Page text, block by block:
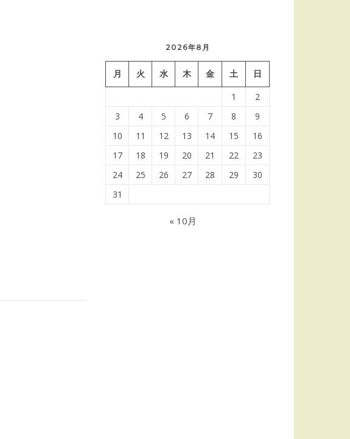
2026年8月
月 火 水 木 金 土 日
1
2
3
4 5 6 7 8
9
10
11 12 13 14 15
16
17
18 19 20 21 22
23
24
25 26 27 28 29
30
31
« 10月